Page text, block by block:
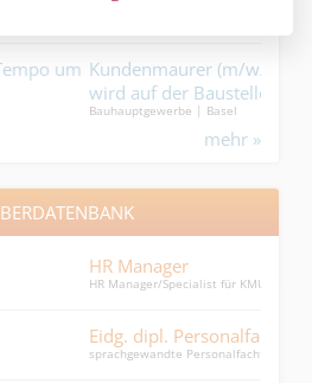
(m/w/d) 100% – Wer sauber
gesehen….
mehr »
für KMU und mehr
60 %